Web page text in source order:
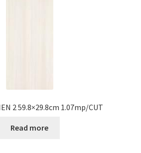
2 59.8×29.8cm 1.07mp/CUT
Read more